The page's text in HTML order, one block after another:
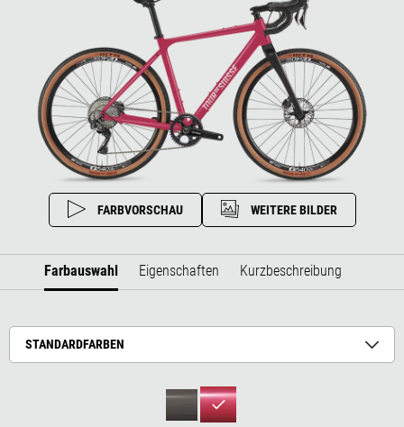
FARBVORSCHAU WEITERE BILDER
Farbauswahl Eigenschaften Kurzbeschreibung
STANDARDFARBEN